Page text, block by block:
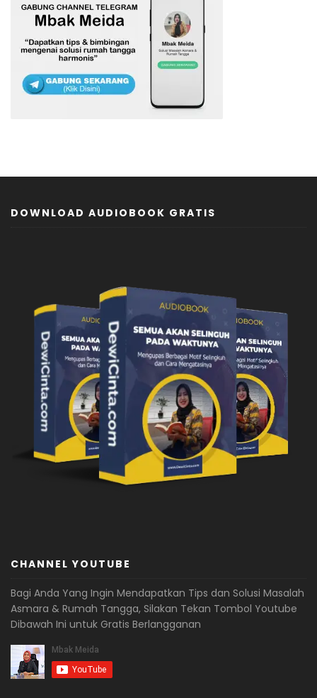
DOWNLOAD AUDIOBOOK GRATIS
CHANNEL YOUTUBE
Bagi Anda Yang Ingin Mendapatkan Tips dan Solusi Masalah
Asmara & Rumah Tangga, Silakan Tekan Tombol Youtube
Dibawah Ini untuk Gratis Berlangganan